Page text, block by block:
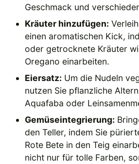
Geschmack und
Kräuter hinzufügen:
einen aromatischen Kick,
oder getrocknete Kräuter
Oregano einarbeiten.
Eiersatz: Um die Nudeln
nutzen Sie pflanzliche
Aquafaba oder
Gemüseintegrierung:
den Teller, indem Sie
Rote Bete in den Teig
nicht nur für tolle Farben,